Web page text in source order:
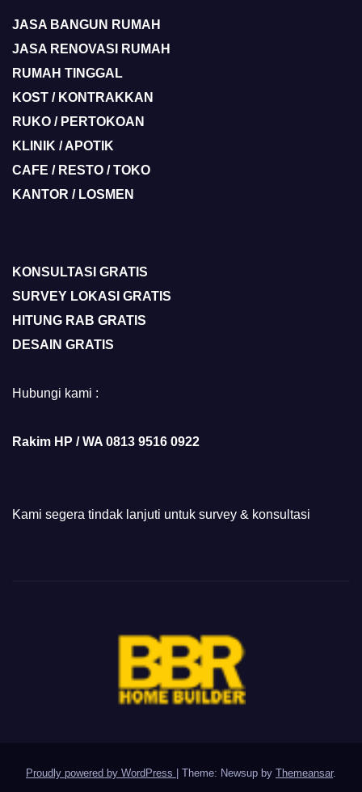
JASA BANGUN RUMAH
JASA RENOVASI RUMAH
RUMAH TINGGAL
KOST / KONTRAKKAN
RUKO / PERTOKOAN
KLINIK / APOTIK
CAFE / RESTO / TOKO
KANTOR / LOSMEN
KONSULTASI GRATIS
SURVEY LOKASI GRATIS
HITUNG RAB GRATIS
DESAIN GRATIS
Hubungi kami :
Rakim HP / WA 0813 9516 0922
Kami segera tindak lanjuti untuk survey & konsultasi
Proudly powered by WordPress | Theme: Newsup by Themeansar.